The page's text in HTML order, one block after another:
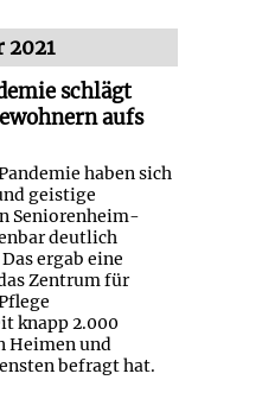
2021
schlägt
aufs
haben sich
geistige
Seniorenheim-
deutlich
ergab eine
Zentrum für
knapp 2.000
Heimen und
befragt hat.